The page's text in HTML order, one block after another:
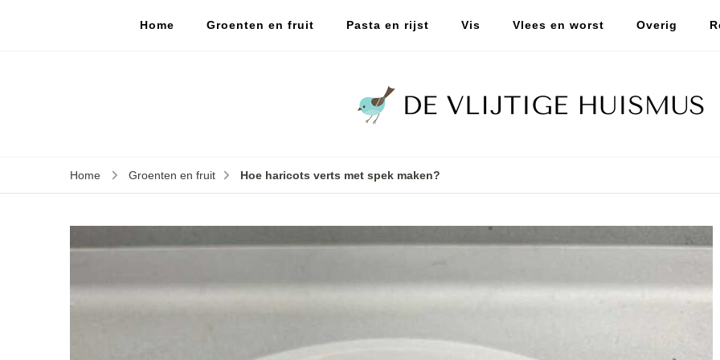
Home Groenten en fruit Pasta en rijst Vis Vlees en worst Overig
Home Groenten en fruit Hoe haricots verts met spek maken?